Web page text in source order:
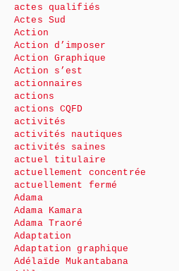
actes qualifiés
Actes Sud
Action
Action d’imposer
Action Graphique
Action s’est
actionnaires
actions
actions CQFD
activités
activités nautiques
activités saines
actuel titulaire
actuellement concentrée
actuellement fermé
Adama
Adama Kamara
Adama Traoré
Adaptation
Adaptation graphique
Adélaïde Mukantabana